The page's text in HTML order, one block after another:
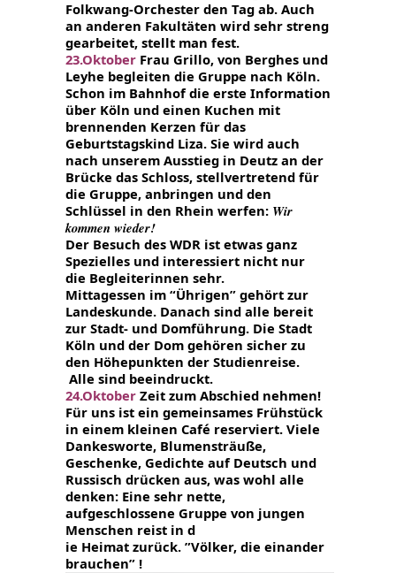
Folkwang-Orchester den Tag ab. Auch
an anderen Fakultäten wird sehr streng
gearbeitet, stellt man fest.
23.Oktober Frau Grillo, von Berghes und
Leyhe begleiten die Gruppe nach Köln.
Schon im Bahnhof die erste Information
über Köln und einen Kuchen mit
brennenden Kerzen für das
Geburtstagskind Liza. Sie wird auch
nach unserem Ausstieg in Deutz an der
Brücke das Schloss, stellvertretend für
die Gruppe, anbringen und den
Schlüssel in den Rhein werfen: Wir
kommen wieder!
Der Besuch des WDR ist etwas ganz
Spezielles und interessiert nicht nur
die Begleiterinnen sehr.
Mittagessen im “Ührigen” gehört zur
Landeskunde. Danach sind alle bereit
zur Stadt- und Domführung. Die Stadt
Köln und der Dom gehören sicher zu
den Höhepunkten der Studienreise.
Alle sind beeindruckt.
24.Oktober Zeit zum Abschied nehmen!
Für uns ist ein gemeinsames Frühstück
in einem kleinen Café reserviert. Viele
Dankesworte, Blumensträuße,
Geschenke, Gedichte auf Deutsch und
Russisch drücken aus, was wohl alle
denken: Eine sehr nette,
aufgeschlossene Gruppe von jungen
Menschen reist in d
ie Heimat zurück. ”Völker, die einander
brauchen” !